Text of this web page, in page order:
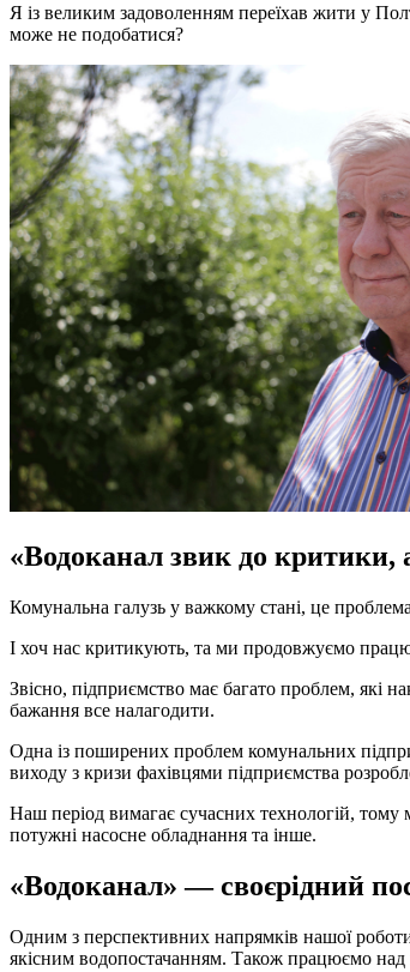
Я із великим задоволенням переїхав жити у
може не подобатися?
«Водоканал звик до
Комунальна галузь у важкому стані, це
І хоч нас критикують, та ми продовжуємо
Звісно, підприємство має багато проблем, які
бажання все налагодити.
Одна із поширених проблем комунальних
виходу з кризи фахівцями підприємства
Наш період вимагає сучасних технологій, тому
потужні насосне обладнання та інше.
«Водоканал» — своєрідний
Одним з перспективних напрямків нашої
якісним водопостачанням. Також працюємо над